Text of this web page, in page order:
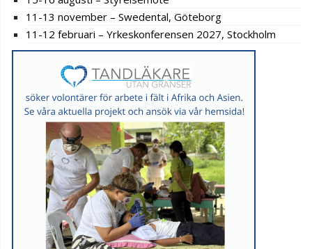
11-13 november – Swedental, Göteborg
11-12 februari – Yrkeskonferensen 2027, Stockholm